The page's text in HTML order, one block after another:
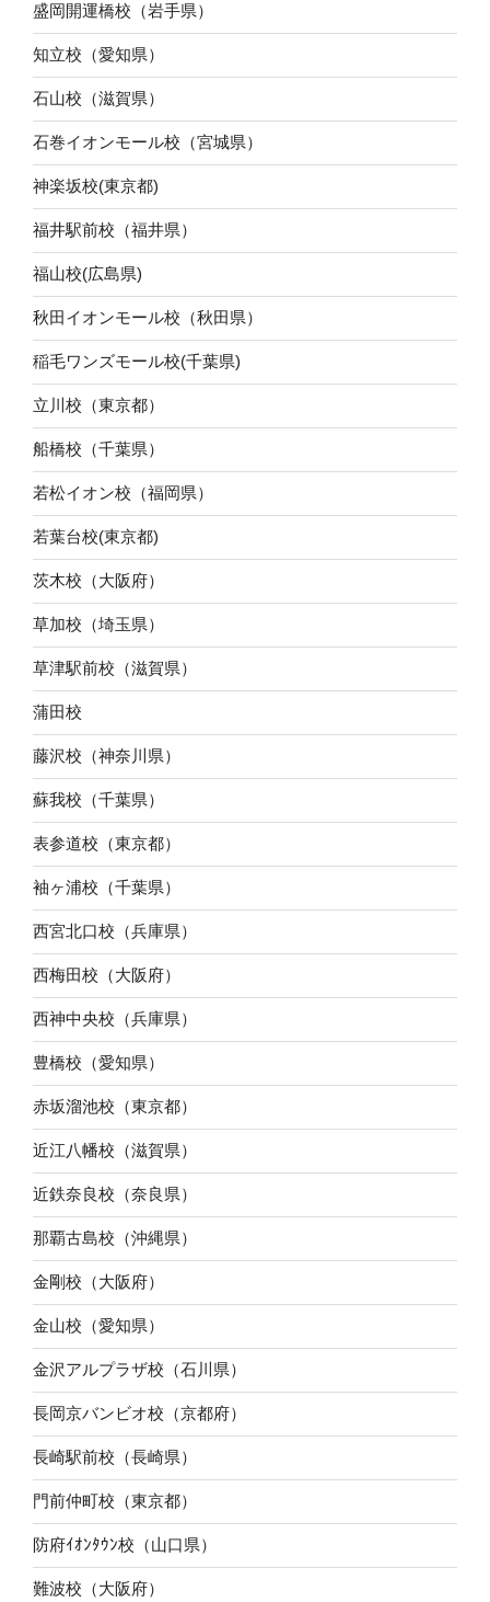
盛岡開運橋校（岩手県）
知立校（愛知県）
石山校（滋賀県）
石巻イオンモール校（宮城県）
神楽坂校(東京都)
福井駅前校（福井県）
福山校(広島県)
秋田イオンモール校（秋田県）
稲毛ワンズモール校(千葉県)
立川校（東京都）
船橋校（千葉県）
若松イオン校（福岡県）
若葉台校(東京都)
茨木校（大阪府）
草加校（埼玉県）
草津駅前校（滋賀県）
蒲田校
藤沢校（神奈川県）
蘇我校（千葉県）
表参道校（東京都）
袖ヶ浦校（千葉県）
西宮北口校（兵庫県）
西梅田校（大阪府）
西神中央校（兵庫県）
豊橋校（愛知県）
赤坂溜池校（東京都）
近江八幡校（滋賀県）
近鉄奈良校（奈良県）
那覇古島校（沖縄県）
金剛校（大阪府）
金山校（愛知県）
金沢アルプラザ校（石川県）
長岡京バンビオ校（京都府）
長崎駅前校（長崎県）
門前仲町校（東京都）
防府ｲｵﾝﾀｳﾝ校（山口県）
難波校（大阪府）